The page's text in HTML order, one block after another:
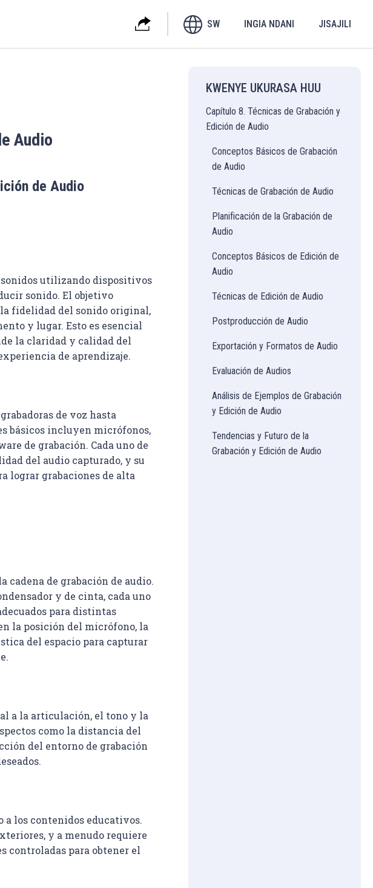
SW INGIA NDANI JISAJILI
Audio
de Audio
sonidos utilizando dispositivos
sonido. El objetivo
fidelidad del sonido original,
y lugar. Esto es esencial
la claridad y calidad del
de aprendizaje.
de voz hasta
básicos incluyen micrófonos,
de grabación. Cada uno de
del audio capturado, y su
lograr grabaciones de alta
cadena de grabación de audio.
y de cinta, cada uno
para distintas
la posición del micrófono, la
del espacio para capturar
a la articulación, el tono y la
como la distancia del
del entorno de grabación
a los contenidos educativos.
y a menudo requiere
controladas para obtener el
KWENYE UKURASA HUU
Capítulo 8. Técnicas de Grabación y
Edición de Audio
Conceptos Básicos de Grabación
de Audio
Técnicas de Grabación de Audio
Planificación de la Grabación de
Audio
Conceptos Básicos de Edición de
Audio
Técnicas de Edición de Audio
Postproducción de Audio
Exportación y Formatos de Audio
Evaluación de Audios
Análisis de Ejemplos de Grabación
y Edición de Audio
Tendencias y Futuro de la
Grabación y Edición de Audio